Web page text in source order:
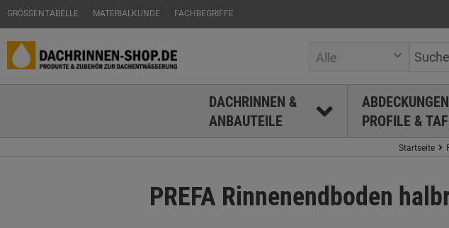
GRÖSSENTABELLE MATERIALKUNDE FACHBEGRIFFE
Alle
DACHRINNEN &
ANBAUTEILE
PROFILE &
Startseite
PREFA Rinnenendboden